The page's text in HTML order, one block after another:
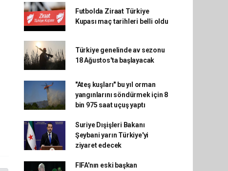
Futbolda Ziraat Türkiye
Kupası maç tarihleri belli oldu
Türkiye genelinde av sezonu
18 Ağustos'ta başlayacak
"Ateş kuşları" bu yıl orman
yangınlarını söndürmek için 8
bin 975 saat uçuş yaptı
Suriye Dışişleri Bakanı
Şeybani yarın Türkiye'yi
ziyaret edecek
FIFA'nın eski başkan